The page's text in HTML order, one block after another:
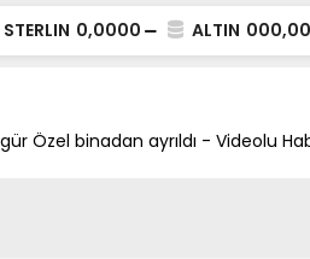
STERLIN 0,0000 ALTIN 000,00
Özel binadan ayrıldı - Videolu